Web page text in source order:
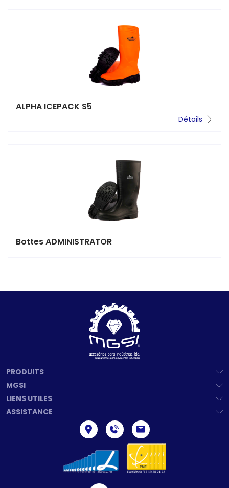
ALPHA ICEPACK S5
Détails
Bottes ADMINISTRATOR
PRODUITS
MGSI
LIENS UTILES
ASSISTANCE